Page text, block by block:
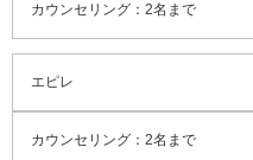
カウンセリング：2名まで
エピレ
カウンセリング：2名まで